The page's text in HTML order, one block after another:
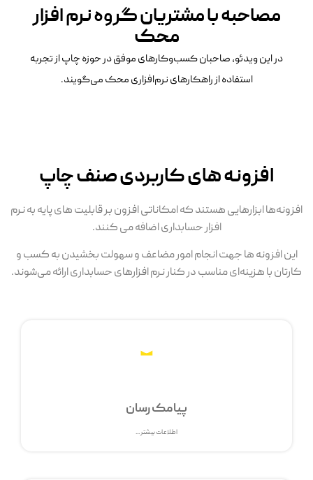
مصاحبه با مشتریان گروه نرم افزار
محک
در این ویدئو، صاحبان کسب‌وکارهای موفق در حوزه چاپ از تجربه
استفاده از راهکارهای نرم‌افزاری محک می‌گویند.
افزونه های کاربردی صنف چاپ
افزونه‌ها ابزارهایی هستند که امکاناتی افزون بر قابلیت های پایه به نرم
افزار حسابداری اضافه می کنند.
این افزونه ها جهت انجام امور مضاعف و سهولت بخشیدن به کسب و
کارتان با هزینه‌ای مناسب در کنار نرم افزارهای حسابداری ارائه می‌شوند.
پیامک رسان
اطلاعات بیشتر ...